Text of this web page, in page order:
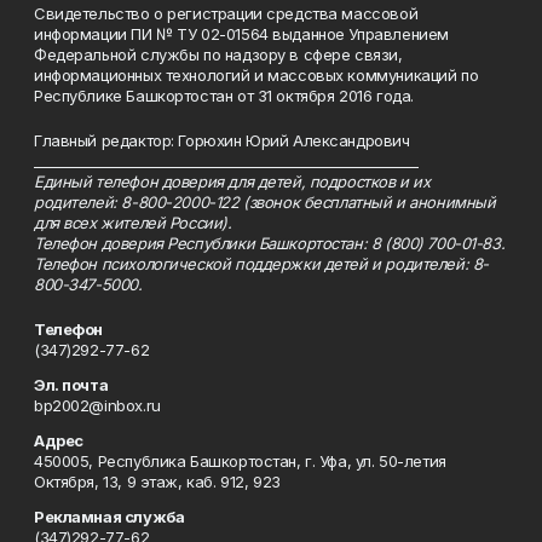
Свидетельство о регистрации средства массовой
информации ПИ № ТУ 02-01564 выданное Управлением
Федеральной службы по надзору в сфере связи,
информационных технологий и массовых коммуникаций по
Республике Башкортостан от 31 октября 2016 года.
Главный редактор: Горюхин Юрий Александрович
Единый телефон доверия для детей, подростков и их
родителей: 8-800-2000-122 (звонок бесплатный и анонимный
для всех жителей России).
Телефон доверия Республики Башкортостан: 8 (800) 700-01-83.
Телефон психологической поддержки детей и родителей: 8-
800-347-5000.
Телефон
(347)292-77-62
Эл. почта
bp2002@inbox.ru
Адрес
450005, Республика Башкортостан, г. Уфа, ул. 50-летия
Октября, 13, 9 этаж, каб. 912, 923
Рекламная служба
(347)292-77-62